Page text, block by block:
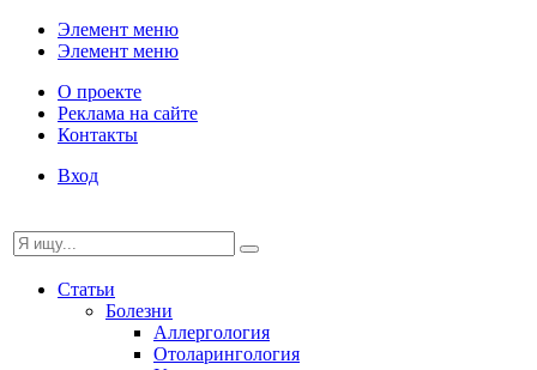
Элемент меню
Элемент меню
О проекте
Реклама на сайте
Контакты
Вход
Статьи
Болезни
Аллергология
Отоларингология